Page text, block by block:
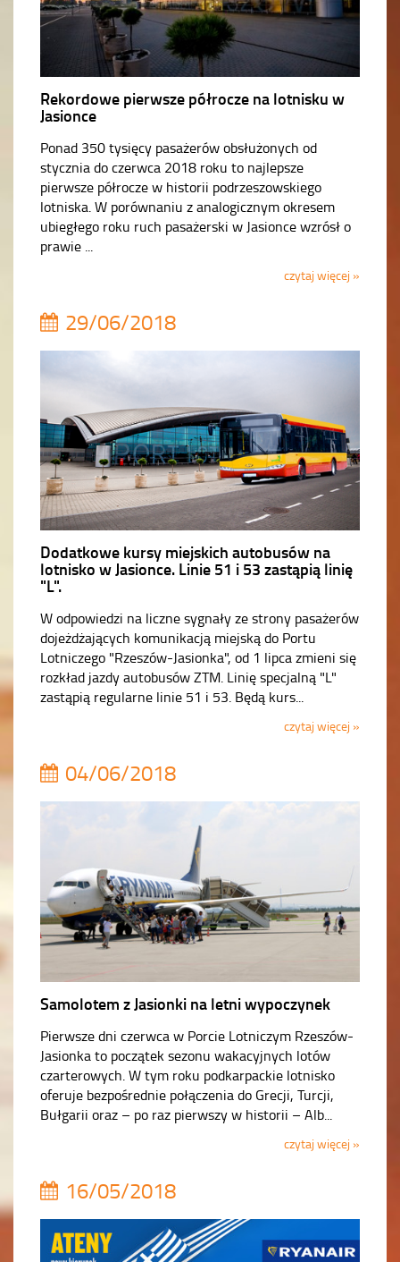
Rekordowe pierwsze półrocze na lotnisku w
Jasionce
Ponad 350 tysięcy pasażerów obsłużonych od
stycznia do czerwca 2018 roku to najlepsze
pierwsze półrocze w historii podrzeszowskiego
lotniska. W porównaniu z analogicznym okresem
ubiegłego roku ruch pasażerski w Jasionce wzrósł o
prawie ...
czytaj więcej »
29/06/2018
Dodatkowe kursy miejskich autobusów na
lotnisko w Jasionce. Linie 51 i 53 zastąpią linię
"L".
W odpowiedzi na liczne sygnały ze strony pasażerów
dojeżdżających komunikacją miejską do Portu
Lotniczego "Rzeszów-Jasionka", od 1 lipca zmieni się
rozkład jazdy autobusów ZTM. Linię specjalną "L"
zastąpią regularne linie 51 i 53. Będą kurs...
czytaj więcej »
04/06/2018
Samolotem z Jasionki na letni wypoczynek
Pierwsze dni czerwca w Porcie Lotniczym Rzeszów-
Jasionka to początek sezonu wakacyjnych lotów
czarterowych. W tym roku podkarpackie lotnisko
oferuje bezpośrednie połączenia do Grecji, Turcji,
Bułgarii oraz – po raz pierwszy w historii – Alb...
czytaj więcej »
16/05/2018